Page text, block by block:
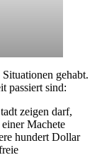
gehabt.
passiert sind:
zeigen darf,
Machete
hundert Dollar